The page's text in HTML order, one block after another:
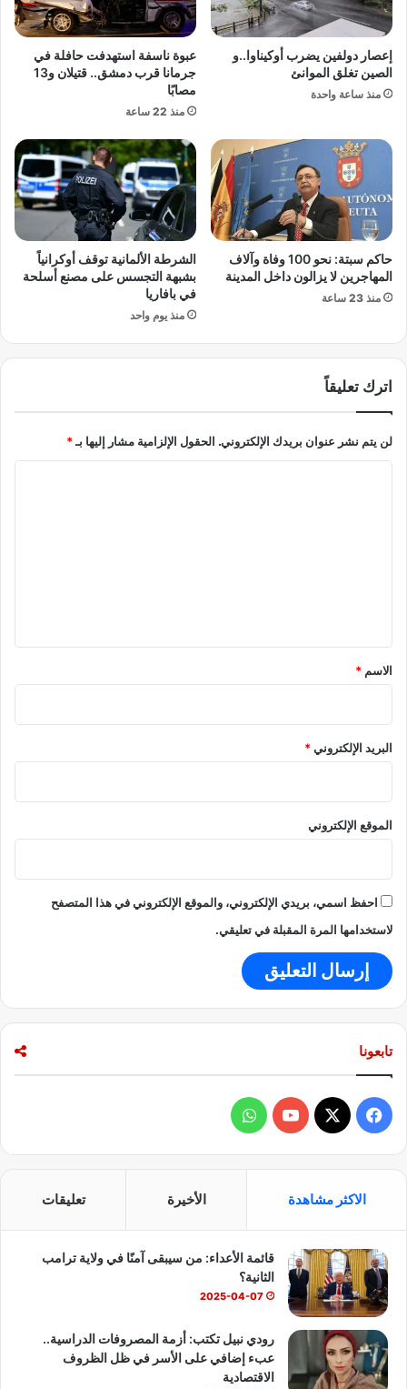
ن
م
ة
ب
ق
و
ا
ع
ى
د
خ
ل
ج
س
ش
ط
ة
ة
إعصار دولفين يضرب أوكيناوا..و
الصين تغلق الموانئ
منذ ساعة واحدة
عبوة ناسفة استهدفت حافلة في
جرمانا قرب دمشق.. قتيلان و13
مصابًا
منذ 22 ساعة
حاكم سبتة: نحو 100 وفاة وآلاف
المهاجرين لا يزالون داخل المدينة
منذ 23 ساعة
الشرطة الألمانية توقف أوكرانياً
بشبهة التجسس على مصنع أسلحة
في بافاريا
منذ يوم واحد
اترك تعليقاً
لن يتم نشر عنوان بريدك الإلكتروني. الحقول الإلزامية مشار إليها بـ*
*
الاسم *
البريد الإلكتروني*
الموقع الإلكتروني
احفظ اسمي، بريدي الإلكتروني، والموقع الإلكتروني في هذا المتصفح
لاستخدامها المرة المقبلة في تعليقي.
تابعونا
ي
و
ك
X
Y
T
u
e
ا
ا
ب
الاكثر مشاهدة الأخيرة تعليقات
قائمة الأعداء: من سيبقى آمنًا في ولاية ترامب
الثانية؟
2025-04-07
رودي نبيل تكتب: أزمة المصروفات الدراسية..
عبء إضافي على الأسر في ظل الظروف
الاقتصادية